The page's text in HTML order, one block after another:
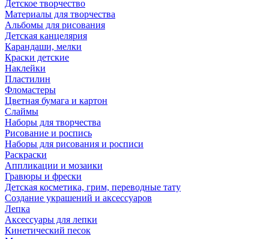
Детское творчество
Материалы для творчества
Альбомы для рисования
Детская канцелярия
Карандаши, мелки
Краски детские
Наклейки
Пластилин
Фломастеры
Цветная бумага и картон
Слаймы
Наборы для творчества
Рисование и роспись
Наборы для рисования и росписи
Раскраски
Аппликации и мозаики
Гравюры и фрески
Детская косметика, грим, переводные тату
Создание украшений и аксессуаров
Лепка
Аксессуары для лепки
Кинетический песок